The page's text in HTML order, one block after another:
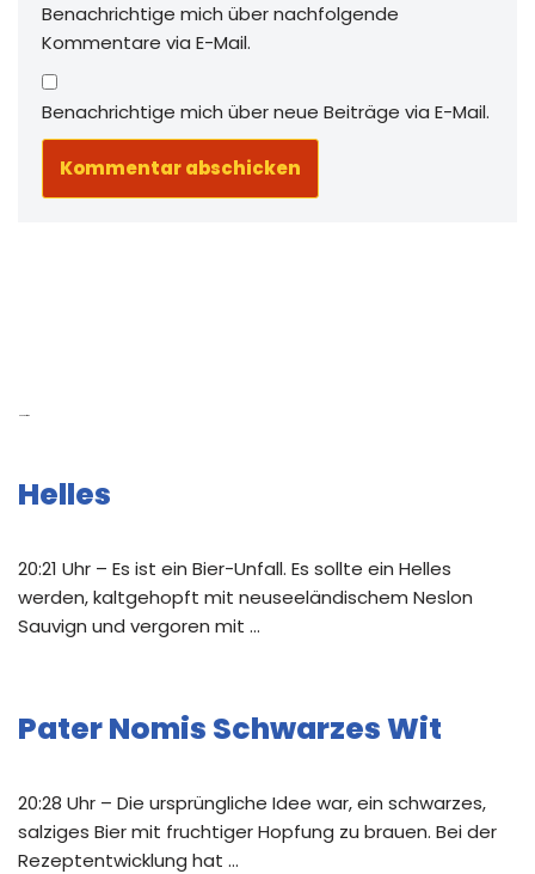
Benachrichtige mich über nachfolgende
Kommentare via E-Mail.
Benachrichtige mich über neue Beiträge via E-Mail.
Helles
20:21 Uhr – Es ist ein Bier-Unfall. Es sollte ein Helles
werden, kaltgehopft mit neuseeländischem Neslon
Sauvign und vergoren mit …
Pater Nomis Schwarzes Wit
20:28 Uhr – Die ursprüngliche Idee war, ein schwarzes,
salziges Bier mit fruchtiger Hopfung zu brauen. Bei der
Rezeptentwicklung hat …